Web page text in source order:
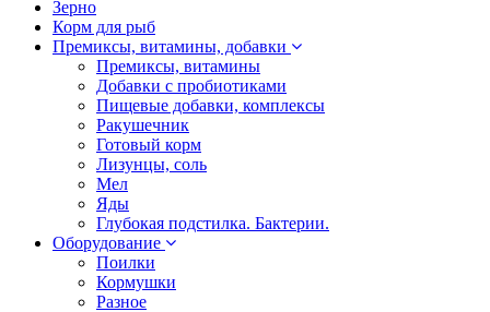
Зерно
Корм для рыб
Премиксы, витамины, добавки
Премиксы, витамины
Добавки с пробиотиками
Пищевые добавки, комплексы
Ракушечник
Готовый корм
Лизунцы, соль
Мел
Яды
Глубокая подстилка. Бактерии.
Оборудование
Поилки
Кормушки
Разное